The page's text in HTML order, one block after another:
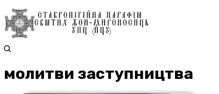
молитви заступництва